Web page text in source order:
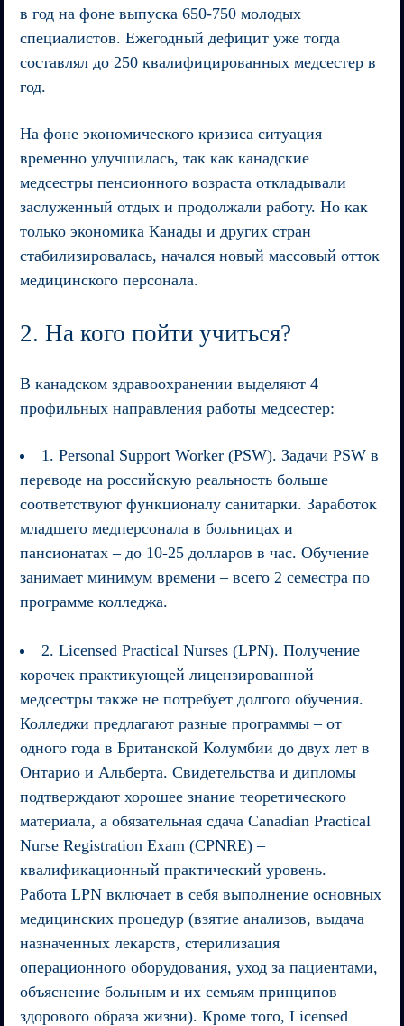
в год на фоне выпуска 650-750 молодых
специалистов. Ежегодный дефицит уже тогда
составлял до 250 квалифицированных медсестер в
год.
На фоне экономического кризиса ситуация
временно улучшилась, так как канадские
медсестры пенсионного возраста откладывали
заслуженный отдых и продолжали работу. Но как
только экономика Канады и других стран
стабилизировалась, начался новый массовый отток
медицинского персонала.
2. На кого пойти учиться?
В канадском здравоохранении выделяют 4
профильных направления работы медсестер:
1. Personal Support Worker (PSW). Задачи PSW в
переводе на российскую реальность больше
соответствуют функционалу санитарки. Заработок
младшего медперсонала в больницах и
пансионатах – до 10-25 долларов в час. Обучение
занимает минимум времени – всего 2 семестра по
программе колледжа.
2. Licensed Practical Nurses (LPN). Получение
корочек практикующей лицензированной
медсестры также не потребует долгого обучения.
Колледжи предлагают разные программы – от
одного года в Британской Колумбии до двух лет в
Онтарио и Альберта. Свидетельства и дипломы
подтверждают хорошее знание теоретического
материала, а обязательная сдача Canadian Practical
Nurse Registration Exam (CPNRE) –
квалификационный практический уровень.
Работа LPN включает в себя выполнение основных
медицинских процедур (взятие анализов, выдача
назначенных лекарств, стерилизация
операционного оборудования, уход за пациентами,
объяснение больным и их семьям принципов
здорового образа жизни). Кроме того, Licensed